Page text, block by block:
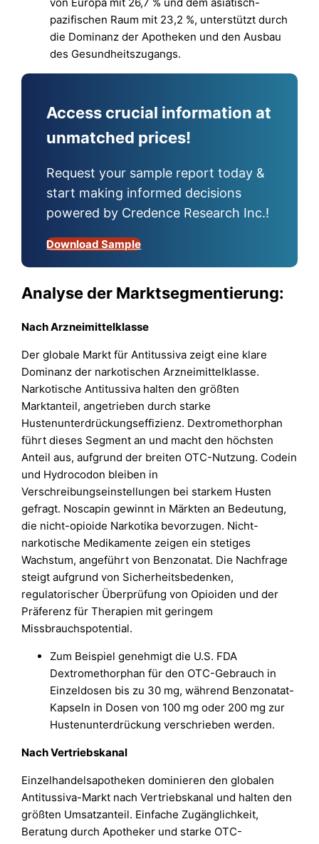
pazifischen Raum mit 23,2 %, unterstützt durch
die Dominanz der Apotheken und den Ausbau
des Gesundheitszugangs.
Access crucial information at
unmatched prices!
Request your sample report today &
start making informed decisions
powered by Credence Research Inc.!
Download Sample
Analyse der Marktsegmentierung:
NachArzneimittelklasse
Der globale Markt für Antitussiva zeigt eine klare
Dominanz der narkotischen Arzneimittelklasse.
Narkotische Antitussiva halten den größten
Marktanteil, angetrieben durch starke
Hustenunterdrückungseffizienz. Dextromethorphan
führt dieses Segment an und macht den höchsten
Anteil aus, aufgrund der breiten OTC-Nutzung. Codein
und Hydrocodon bleiben in
Verschreibungseinstellungen bei starkem Husten
gefragt. Noscapin gewinnt in Märkten an Bedeutung,
die nicht-opioide Narkotika bevorzugen. Nicht-
narkotische Medikamente zeigen ein stetiges
Wachstum, angeführt von Benzonatat. Die Nachfrage
steigt aufgrund von Sicherheitsbedenken,
regulatorischer Überprüfung von Opioiden und der
Präferenz für Therapien mit geringem
Missbrauchspotential.
Zum Beispiel genehmigt die U.S. FDA
Dextromethorphan für den OTC-Gebrauch in
Einzeldosen bis zu 30 mg, während Benzonatat-
Kapseln in Dosen von 100 mg oder 200 mg zur
Hustenunterdrückung verschrieben werden.
Nach Vertriebskanal
Einzelhandelsapotheken dominieren den globalen
Antitussiva-Markt nach Vertriebskanal und halten den
größten Umsatzanteil. Einfache Zugänglichkeit,
Beratung durch Apotheker und starke OTC-